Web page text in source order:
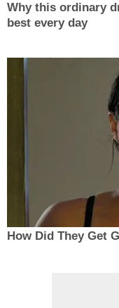
Why this ordinary
best every day
How Did They Get